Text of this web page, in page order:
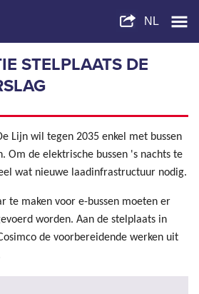
STELPLAATS DE
Lijn wil tegen 2035 enkel met bussen
Om de elektrische bussen 's nachts te
wat nieuwe laadinfrastructuur nodig.
te maken voor e-bussen moeten er
worden. Aan de stelplaats in
de voorbereidende werken uit